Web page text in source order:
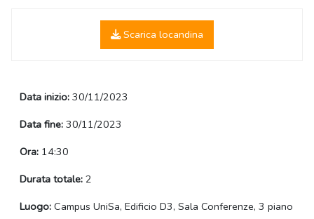
Scarica locandina
Data inizio: 30/11/2023
Data fine: 30/11/2023
Ora: 14:30
Durata totale: 2
Luogo: Campus UniSa, Edificio D3, Sala Conferenze, 3 piano